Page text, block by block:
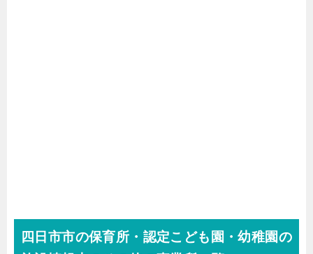
四日市市の保育所・認定こども園・幼稚園の